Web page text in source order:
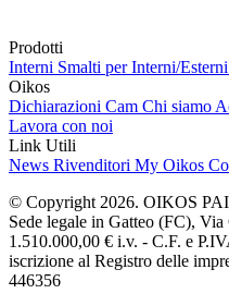
Prodotti
Interni Smalti per Interni/Esterni
Oikos
Dichiarazioni Cam Chi siamo
Lavora con noi
Link Utili
News Rivenditori My Oikos
© Copyright 2026. OIKOS
Sede legale in Gatteo (FC),
1.510.000,00 € i.v. - C.F. e
iscrizione al Registro delle
446356